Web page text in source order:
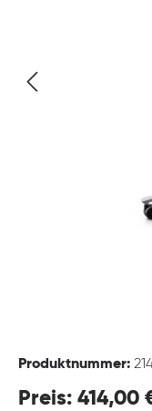
Produktnummer:
Preis: 414,00